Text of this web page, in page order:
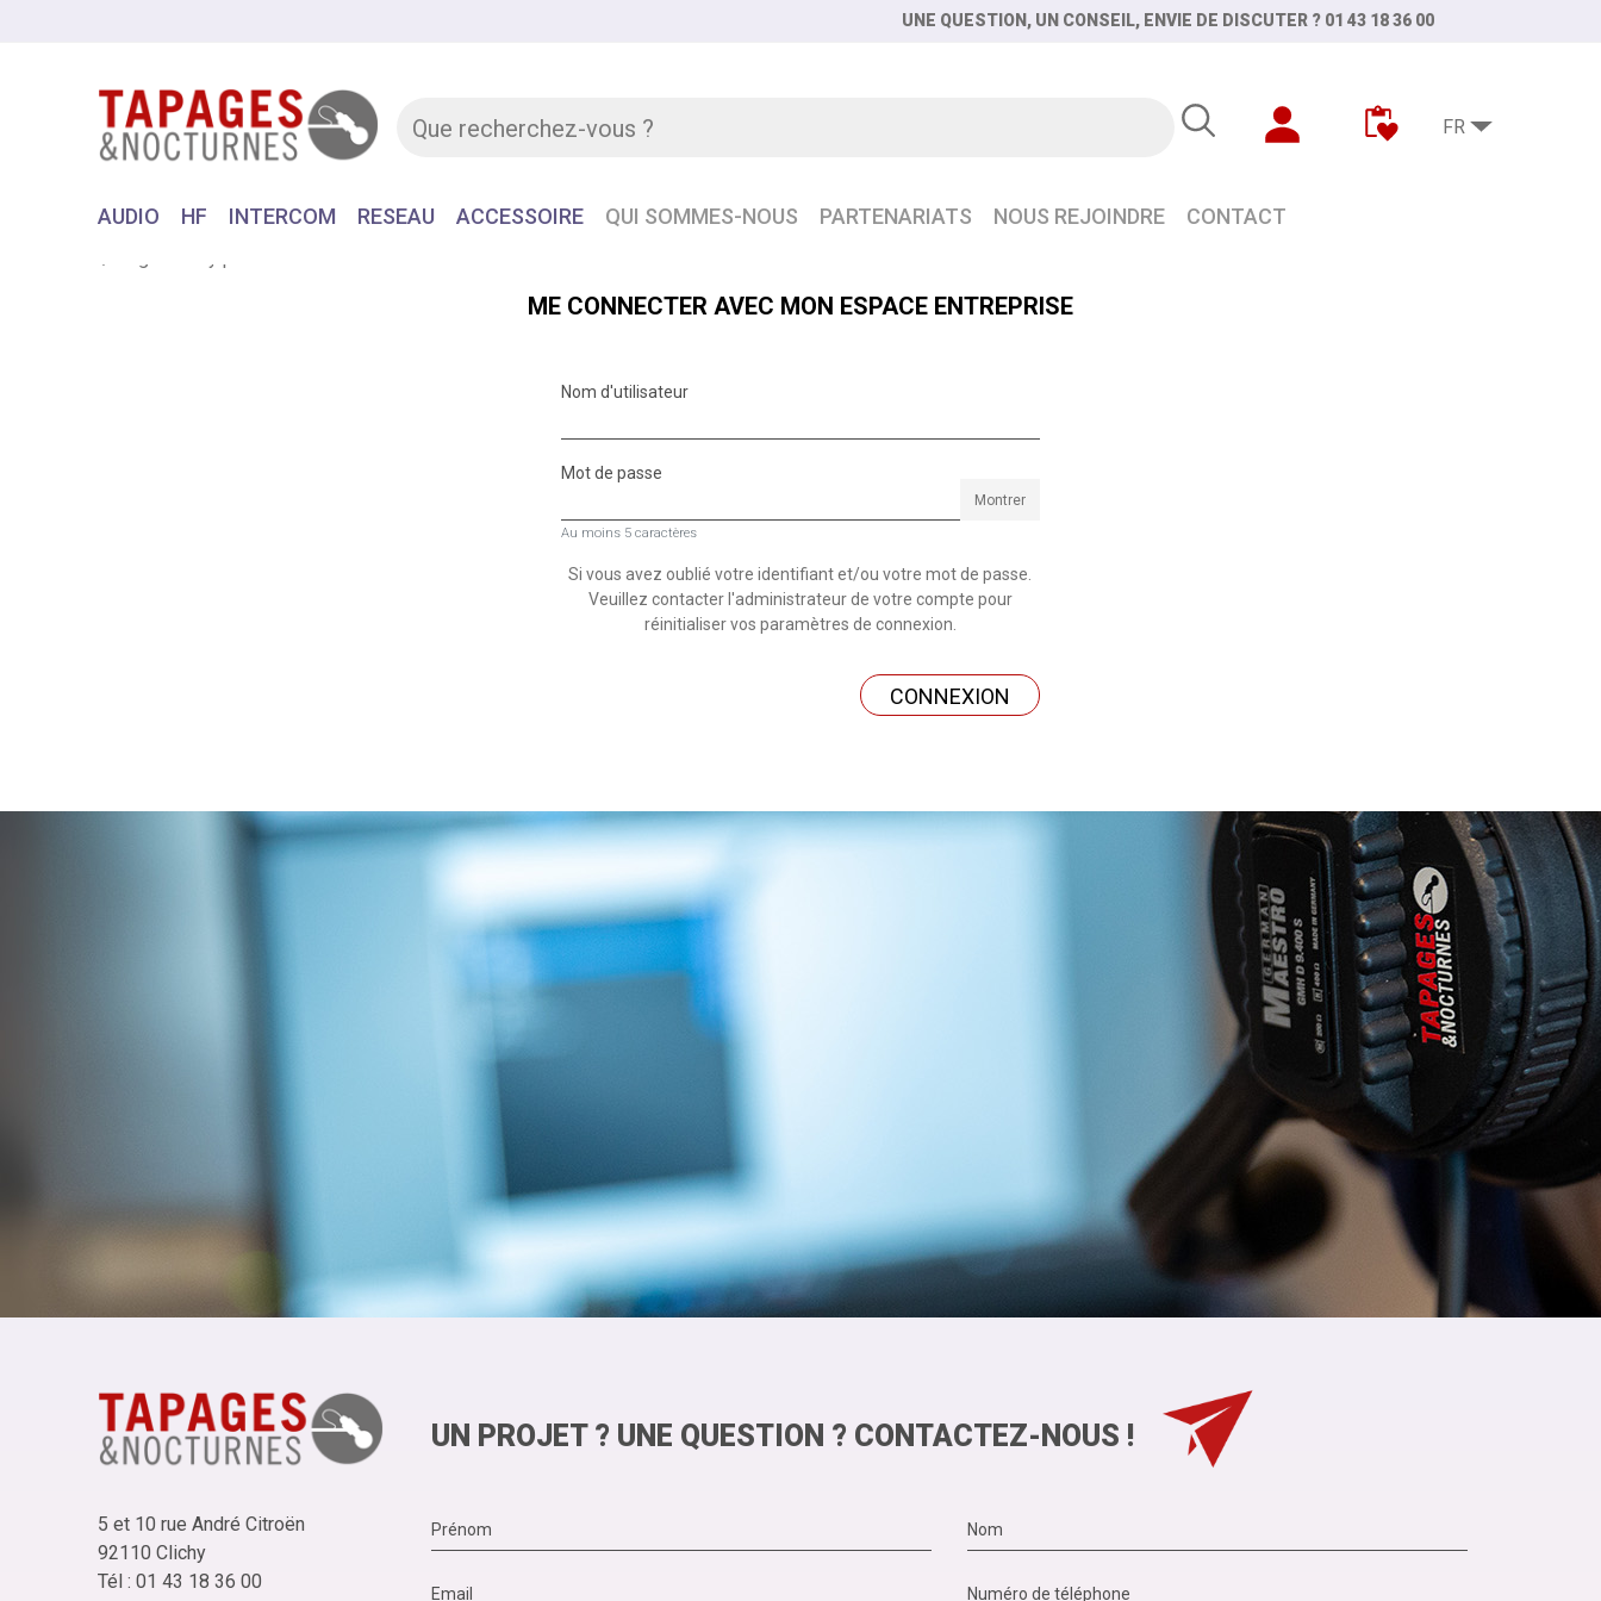
UNE QUESTION, UN CONSEIL, ENVIE DE DISCUTER ? 01 43 18 36 00
FR
AUDIO HF INTERCOM RESEAU ACCESSOIRE QUI SOMMES-NOUS PARTENARIATS NOUS REJOINDRE CONTACT
ME CONNECTER AVEC MON ESPACE ENTREPRISE
Nom d'utilisateur
Mot de passe
Montrer
Au moins 5 caractères
Si vous avez oublié votre identifiant et/ou votre mot de passe.
Veuillez contacter l'administrateur de votre compte pour
réinitialiser vos paramètres de connexion.
CONNEXION
5 et 10 rue André Citroën
92110 Clichy
Tél : 01 43 18 36 00
UN PROJET ? UNE QUESTION ? CONTACTEZ-NOUS !